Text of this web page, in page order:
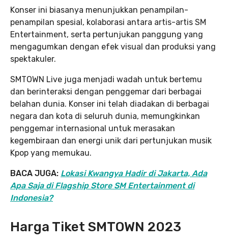
Konser ini biasanya menunjukkan penampilan-
penampilan spesial, kolaborasi antara artis-artis SM
Entertainment, serta pertunjukan panggung yang
mengagumkan dengan efek visual dan produksi yang
spektakuler.
SMTOWN Live juga menjadi wadah untuk bertemu
dan berinteraksi dengan penggemar dari berbagai
belahan dunia. Konser ini telah diadakan di berbagai
negara dan kota di seluruh dunia, memungkinkan
penggemar internasional untuk merasakan
kegembiraan dan energi unik dari pertunjukan musik
Kpop yang memukau.
BACA JUGA: Lokasi Kwangya Hadir di Jakarta, Ada
Apa Saja di Flagship Store SM Entertainment di
Indonesia?
Harga Tiket SMTOWN 2023